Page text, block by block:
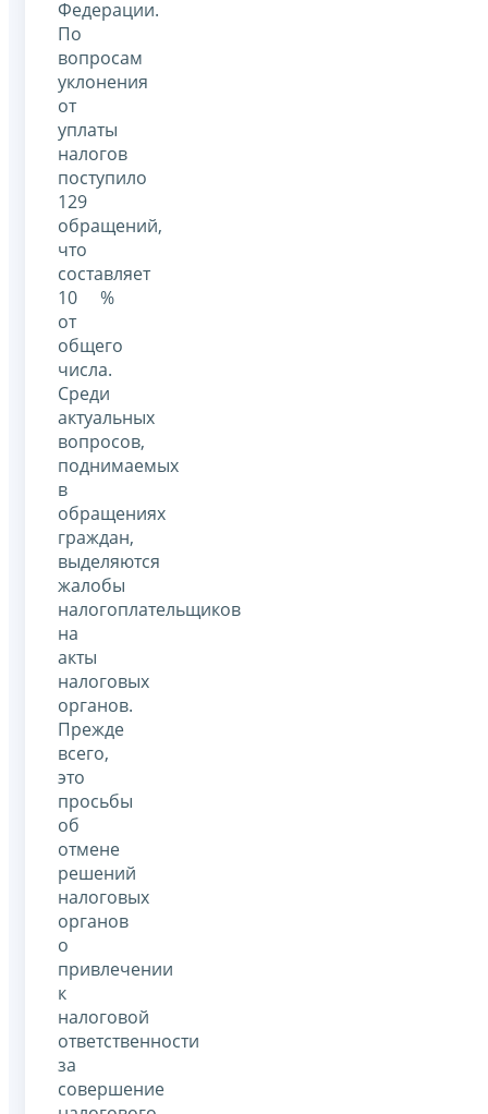
Федерации.
По
вопросам
уклонения
от
уплаты
налогов
поступило
129
обращений,
что
составляет
10 %
от
общего
числа.
Среди
актуальных
вопросов,
поднимаемых
в
обращениях
граждан,
выделяются
жалобы
налогоплательщиков
на
акты
налоговых
органов.
Прежде
всего,
это
просьбы
об
отмене
решений
налоговых
органов
о
привлечении
к
налоговой
ответственности
за
совершение